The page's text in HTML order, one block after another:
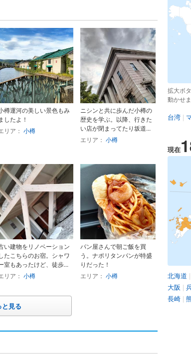
樽運河の美しい景色もみ
したよ！
リア： 小樽
ニシンと共に歩んだ小樽の
歴史を学ぶ。以降、行きた
い店が閉まってたり坂道...
エリア： 小樽
い建物をリノベーション
たこちらのお宿。シャワ
室もあったけど、徒歩...
リア： 小樽
パン屋さんで朝ご飯を買
う。ナポリタンパンが特盛
りだった！
エリア： 小樽
見る
拡大ボ
動かせま
台湾 |
現在
北海道 |
大阪 |
長崎 |